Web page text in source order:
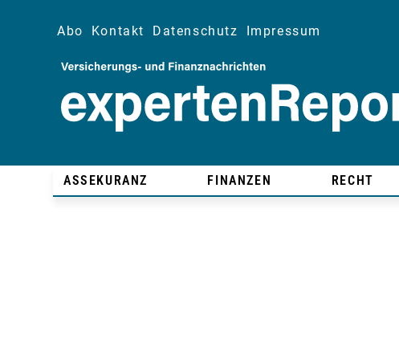
Abo Kontakt Datenschutz Impressum
ASSEKURANZ FINANZEN RECHT